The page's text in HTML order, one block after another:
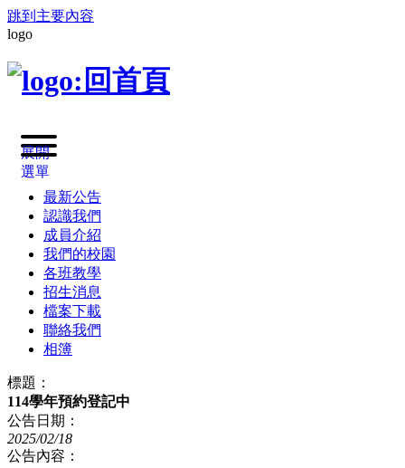
跳到主要內容
logo
展開
選單
最新公告
認識我們
成員介紹
我們的校園
各班教學
招生消息
檔案下載
聯絡我們
相簿
標題：
114學年預約登記中
公告日期：
2025/02/18
公告內容：